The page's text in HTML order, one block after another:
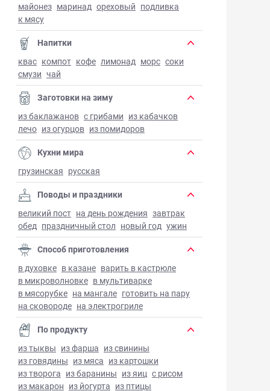
майонез маринад ореховый подливка
к мясу
Напитки
квас компот кофе лимонад морс соки
смузи чай
Заготовки на зиму
из баклажанов с грибами из кабачков
лечо из огурцов из помидоров
Кухни мира
грузинская русская
Поводы и праздники
великий пост на день рождения завтрак
обед праздничный стол новый год ужин
Способ приготовления
в духовке в казане варить в кастрюле
в микроволновке в мультиварке
в мясорубке на мангале готовить на пару
на сковороде на электрогриле
По продукту
из тыквы из фарша из свинины
из говядины из мяса из картошки
из творога из баранины из яиц с рисом
из макарон из йогурта из птицы